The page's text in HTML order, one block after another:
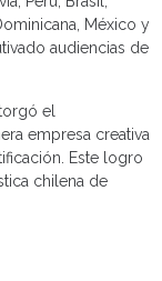
México y
audiencias de
el
empresa creativa
Este logro
chilena de